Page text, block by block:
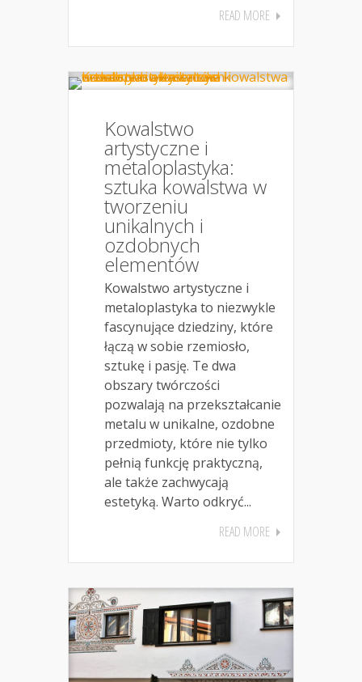
READ MORE
Kowalstwo
artystyczne i
metaloplastyka:
sztuka kowalstwa w
tworzeniu
unikalnych i
ozdobnych
elementów
Kowalstwo artystyczne i
metaloplastyka to niezwykle
fascynujące dziedziny, które
łączą w sobie rzemiosło,
sztukę i pasję. Te dwa
obszary twórczości
pozwalają na przekształcanie
metalu w unikalne, ozdobne
przedmioty, które nie tylko
pełnią funkcję praktyczną,
ale także zachwycają
estetyką. Warto odkryć...
READ MORE